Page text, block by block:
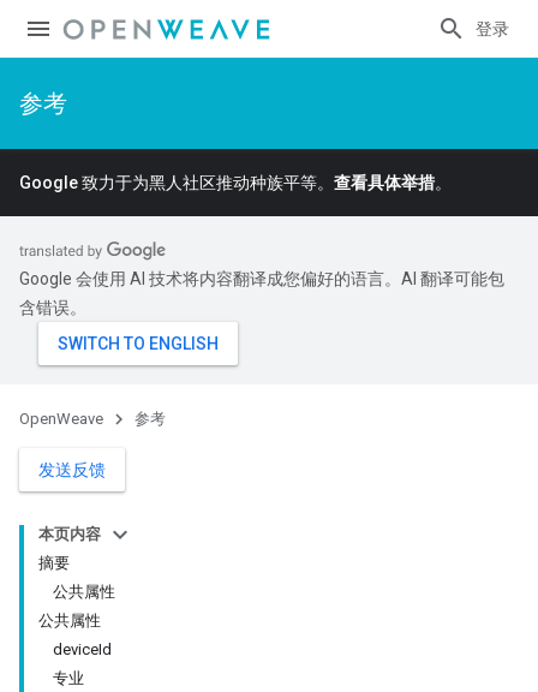
登录
参考
Google 致力于为黑人社区推动种族平等。 查看具体举措。
Google 会使用 AI 技术将内容翻译成您偏好的语言。AI 翻译可能包
含错误。
OpenWeave 参考
发送反馈
本页内容
摘要
公共属性
公共属性
deviceId
专业